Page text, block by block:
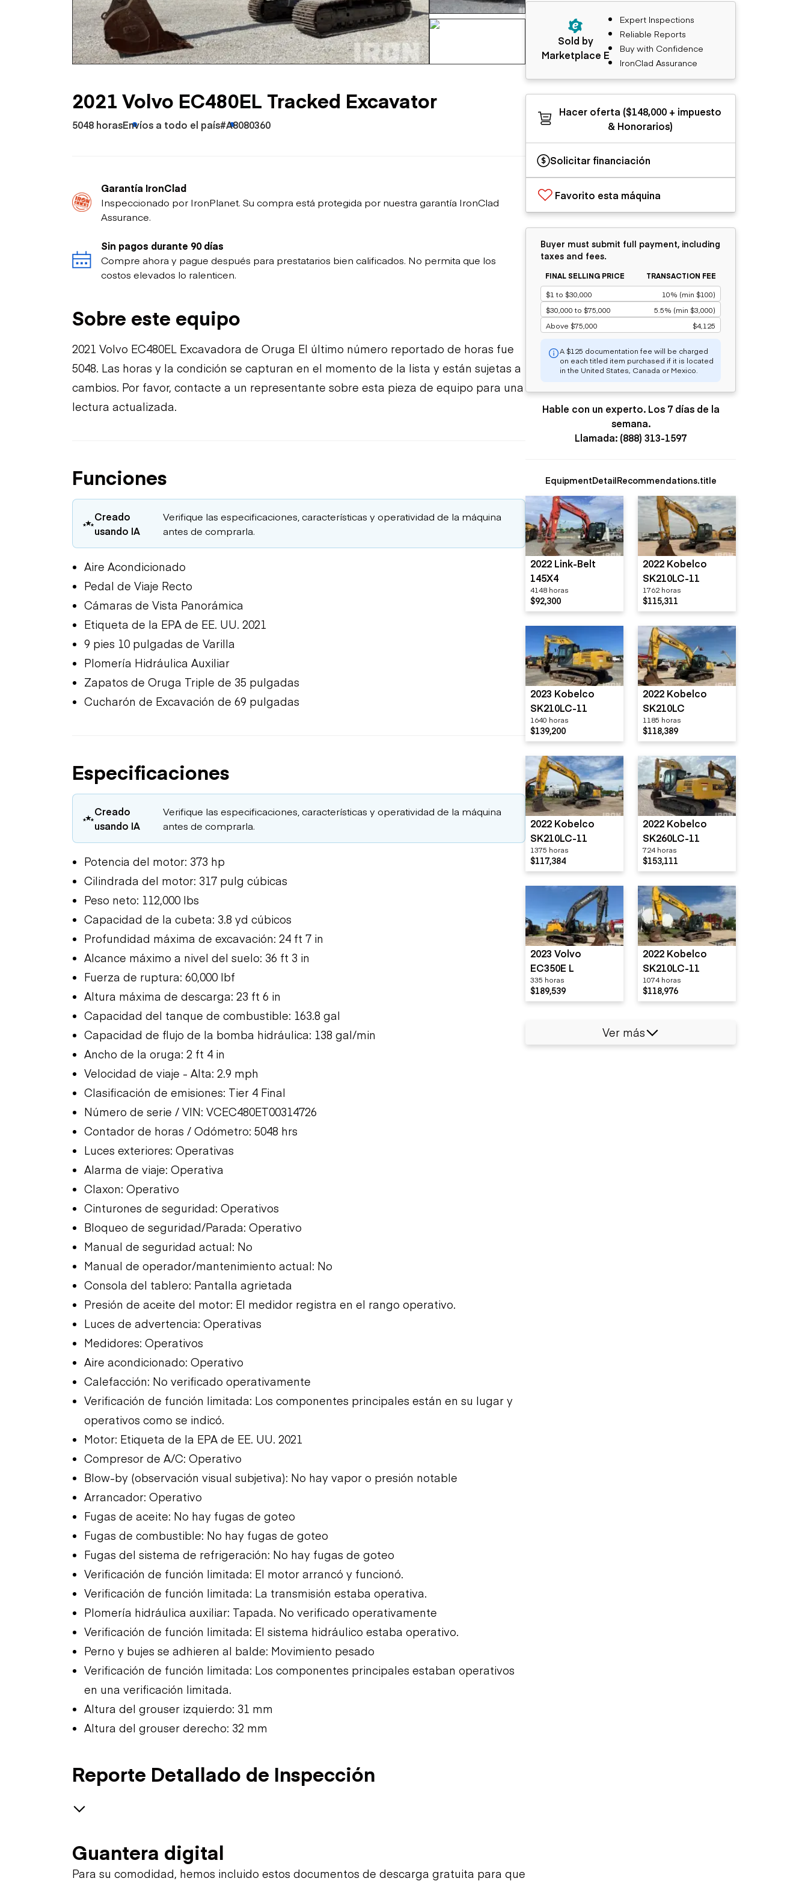
Petróleo y gas
Excavadoras
Motoniveladoras
Minicargadoras
Omitir cargadores
Raspadores
Trailers
Remolques volcados
Remolques de
plataforma
Remolques de troncos
2021 Volvo EC480EL Tracked Excavator
5048 horasEnvíos a todo el país#A8080360
Garantía IronClad
Inspeccionado por IronPlanet. Su compra está protegida por nuestra garantía IronClad
Assurance.
Sin pagos durante 90 días
Compre ahora y pague después para prestatarios bien calificados. No permita que los
costos elevados lo ralenticen.
Sobre este equipo
2021 Volvo EC480EL Excavadora de Oruga El último número reportado de horas fue
5048. Las horas y la condición se capturan en el momento de la lista y están sujetas a
cambios. Por favor, contacte a un representante sobre esta pieza de equipo para una
lectura actualizada.
Funciones
Creado
usando IA
Verifique las especificaciones, características y operatividad de la máquina
antes de comprarla.
Aire Acondicionado
Pedal de Viaje Recto
Cámaras de Vista Panorámica
Etiqueta de la EPA de EE. UU. 2021
9 pies 10 pulgadas de Varilla
Plomería Hidráulica Auxiliar
Zapatos de Oruga Triple de 35 pulgadas
Cucharón de Excavación de 69 pulgadas
Especificaciones
Creado
usando IA
Verifique las especificaciones, características y operatividad de la máquina
antes de comprarla.
Potencia del motor: 373 hp
Cilindrada del motor: 317 pulg cúbicas
Peso neto: 112,000 lbs
Capacidad de la cubeta: 3.8 yd cúbicos
Profundidad máxima de excavación: 24 ft 7 in
Alcance máximo a nivel del suelo: 36 ft 3 in
Fuerza de ruptura: 60,000 lbf
Altura máxima de descarga: 23 ft 6 in
Capacidad del tanque de combustible: 163.8 gal
Capacidad de flujo de la bomba hidráulica: 138 gal/min
Ancho de la oruga: 2 ft 4 in
Velocidad de viaje - Alta: 2.9 mph
Clasificación de emisiones: Tier 4 Final
Número de serie / VIN: VCEC480ET00314726
Contador de horas / Odómetro: 5048 hrs
Luces exteriores: Operativas
Alarma de viaje: Operativa
Claxon: Operativo
Cinturones de seguridad: Operativos
Bloqueo de seguridad/Parada: Operativo
Manual de seguridad actual: No
Manual de operador/mantenimiento actual: No
Consola del tablero: Pantalla agrietada
Presión de aceite del motor: El medidor registra en el rango operativo.
Luces de advertencia: Operativas
Medidores: Operativos
Aire acondicionado: Operativo
Calefacción: No verificado operativamente
Verificación de función limitada: Los componentes principales están en su lugar y
operativos como se indicó.
Motor: Etiqueta de la EPA de EE. UU. 2021
Compresor de A/C: Operativo
Blow-by (observación visual subjetiva): No hay vapor o presión notable
Arrancador: Operativo
Fugas de aceite: No hay fugas de goteo
Fugas de combustible: No hay fugas de goteo
Fugas del sistema de refrigeración: No hay fugas de goteo
Verificación de función limitada: El motor arrancó y funcionó.
Verificación de función limitada: La transmisión estaba operativa.
Plomería hidráulica auxiliar: Tapada. No verificado operativamente
Verificación de función limitada: El sistema hidráulico estaba operativo.
Perno y bujes se adhieren al balde: Movimiento pesado
Verificación de función limitada: Los componentes principales estaban operativos
en una verificación limitada.
Altura del grouser izquierdo: 31 mm
Altura del grouser derecho: 32 mm
Reporte Detallado de Inspección
General Appearance
Guantera digital
Para su comodidad, hemos incluido estos documentos de descarga gratuita para que
Sold by
Marketplace E
Expert Inspections
Reliable Reports
Buy with Confidence
IronClad Assurance
Hacer oferta ($148,000 + impuesto
& Honorarios)
Solicitar financiación
Favorito esta máquina
Buyer must submit full payment, including
taxes and fees.
FINAL SELLING PRICE
TRANSACTION FEE
$1 to $30,000
10% (min $100)
$30,000 to $75,000
5.5% (min $3,000)
Above $75,000
$4,125
A $125 documentation fee will be charged
on each titled item purchased if it is located
in the United States, Canada or Mexico.
Hable con un experto. Los 7 días de la
semana.
Llamada: (888) 313-1597
EquipmentDetailRecommendations.title
2022 Link-Belt
145X4
4148 horas
$92,300
2022 Kobelco
SK210LC-11
1762 horas
$115,311
2023 Kobelco
SK210LC-11
1640 horas
$139,200
2022 Kobelco
SK210LC
1185 horas
$118,389
2022 Kobelco
SK210LC-11
1375 horas
$117,384
2022 Kobelco
SK260LC-11
724 horas
$153,111
2023 Volvo
EC350E L
335 horas
$189,539
2022 Kobelco
SK210LC-11
1074 horas
$118,976
Ver más